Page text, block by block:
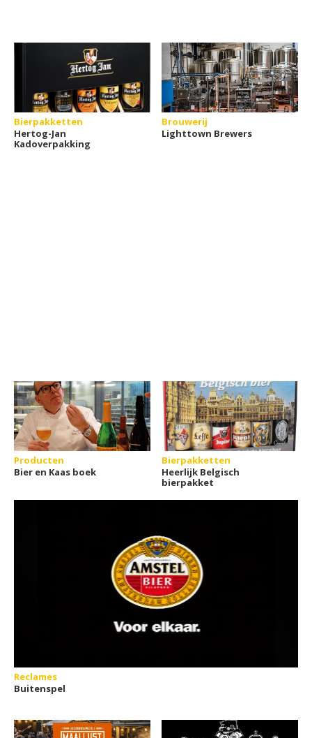
Bierpakketten
Hertog-Jan
Kadoverpakking
Brouwerij
Lighttown Brewers
Producten
Bier en Kaas boek
Bierpakketten
Heerlijk Belgisch
bierpakket
Reclames
Buitenspel